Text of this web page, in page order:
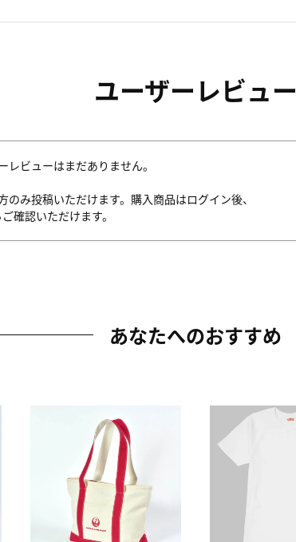
ユーザーレビュー
ビューはまだありません。
のみ投稿いただけます。購入商品はログイン後、
確認いただけます。
あなたへのおすすめ